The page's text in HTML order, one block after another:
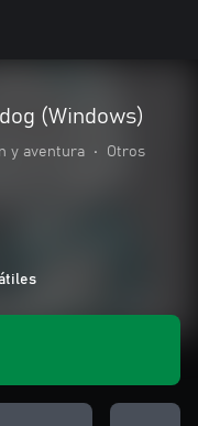
(Windows)
y aventura • Otros